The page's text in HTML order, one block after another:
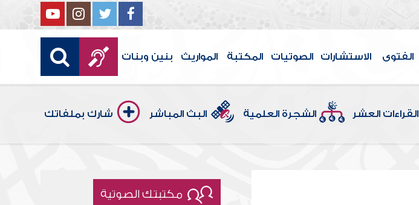
الفتوى الاستشارات الصوتيات المكتبة المواريث بنين وبنات
القراءات العشر الشجرة العلمية البث المباشر شارك بملفاتك
مكتبتك الصوتية